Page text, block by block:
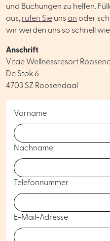
und Buchungen zu helfen.
aus, rufen Sie uns an oder
wir werden uns so schnell
Anschrift
Vitae Wellnessresort
De Stok 6
4703 SZ Roosendaal
Vorname
Nachname
Telefonnummer
E-Mail-Adresse